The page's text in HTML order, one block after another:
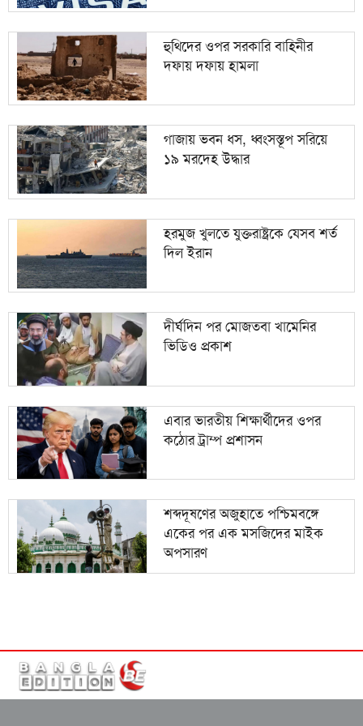
হুথিদের ওপর সরকারি বাহিনীর
দফায় দফায় হামলা
গাজায় ভবন ধস, ধ্বংসস্তূপ সরিয়ে
১৯ মরদেহ উদ্ধার
হরমুজ খুলতে যুক্তরাষ্ট্রকে যেসব শর্ত
দিল ইরান
দীর্ঘদিন পর মোজতবা খামেনির
ভিডিও প্রকাশ
এবার ভারতীয় শিক্ষার্থীদের ওপর
কঠোর ট্রাম্প প্রশাসন
শব্দদূষণের অজুহাতে পশ্চিমবঙ্গে
একের পর এক মসজিদের মাইক
অপসারণ